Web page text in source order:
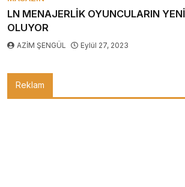
LN MENAJERLİK OYUNCULARIN
OLUYOR
AZİM ŞENGÜL Eylül 27, 2023
Reklam